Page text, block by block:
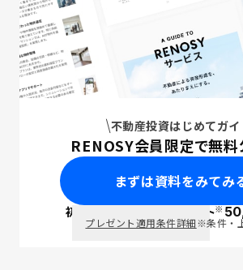
不動産投資はじめてガイ
RENOSY会員限定で無料
まずは資料をみてみ
初回面談で ポイント※
プレゼント適用条件詳細※条件・